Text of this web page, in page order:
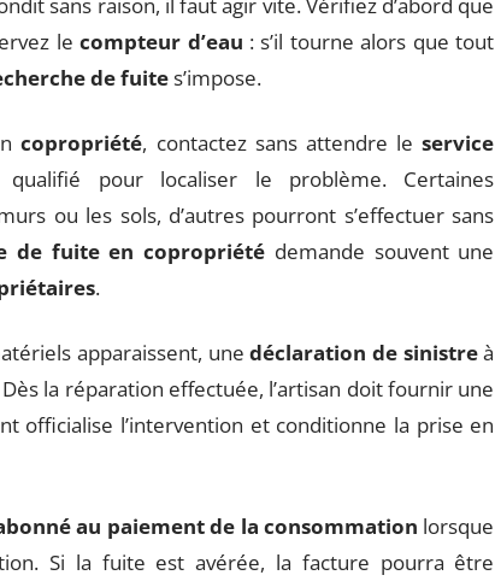
lecompteur d’eau : s’il tourne alors que tout
de fuites’impose.
copropriété, contactez sans attendre leservice
pour localiser le problème. Certaines
ou les sols, d’autres pourront s’effectuer sans
de fuite en copropriété demande souvent une
.
apparaissent, unedéclaration de sinistreà
la réparation effectuée, l’artisan doit fournir une
officialise l’intervention et conditionne la prise en
au paiement de la consommation lorsque
Si la fuite est avérée, la facture pourra être